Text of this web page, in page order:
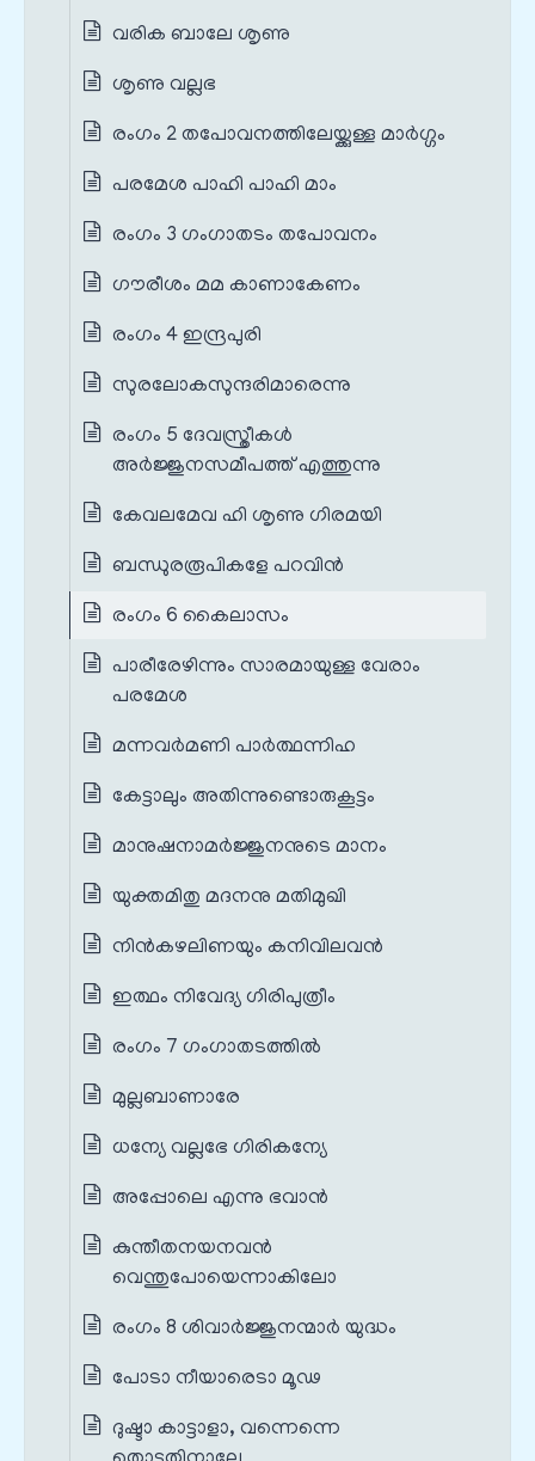
വരിക ബാലേ ശൃണു
ശൃണു വല്ലഭ
രംഗം 2 തപോവനത്തിലേയ്ക്കുള്ള മാർഗ്ഗം
പരമേശ പാഹി പാഹി മാം
രംഗം 3 ഗംഗാതടം തപോവനം
ഗൗരീശം മമ കാണാകേണം
രംഗം 4 ഇന്ദ്രപുരി
സുരലോകസുന്ദരിമാരെന്നു
രംഗം 5 ദേവസ്ത്രീകൾ
അർജ്ജുനസമീപത്ത് എത്തുന്നു
കേവലമേവ ഹി ശൃണു ഗിരമയി
ബന്ധുരരൂപികളേ പറവിൻ
രംഗം 6 കൈലാസം
പാരീരേഴിന്നും സാരമായുള്ള വേരാം
പരമേശ
മന്നവർമണി പാർത്ഥന്നിഹ
കേട്ടാലും അതിന്നുണ്ടൊരുകൂട്ടം
മാനുഷനാമർജ്ജുനനുടെ മാനം
യുക്തമിതു മദനനു മതിമുഖി
നിൻകഴലിണയും കനിവിലവൻ
ഇത്ഥം നിവേദ്യ ഗിരിപുത്രീം
രംഗം 7 ഗംഗാതടത്തിൽ
മുല്ലബാണാരേ
ധന്യേ വല്ലഭേ ഗിരികന്യേ
അപ്പോലെ എന്നു ഭവാൻ
കുന്തീതനയനവൻ
വെന്തുപോയെന്നാകിലോ
രംഗം 8 ശിവാർജ്ജുനന്മാർ യുദ്ധം
പോടാ നീയാരെടാ മൂഢ
ദുഷ്ടാ കാട്ടാളാ, വന്നെന്നെ